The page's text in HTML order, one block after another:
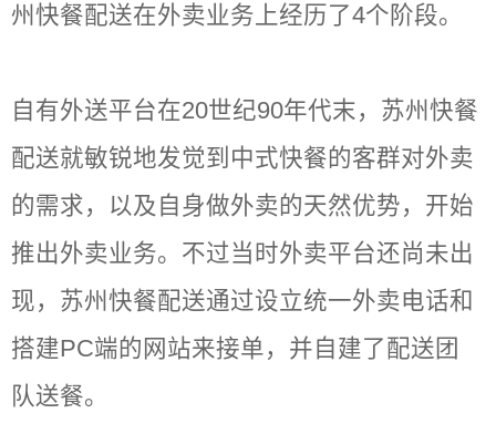
州快餐配送在外卖业务上经历了4个阶段。
自有外送平台在20世纪90年代末，苏州快餐
配送就敏锐地发觉到中式快餐的客群对外卖
的需求，以及自身做外卖的天然优势，开始
推出外卖业务。不过当时外卖平台还尚未出
现，苏州快餐配送通过设立统一外卖电话和
搭建PC端的网站来接单，并自建了配送团
队送餐。